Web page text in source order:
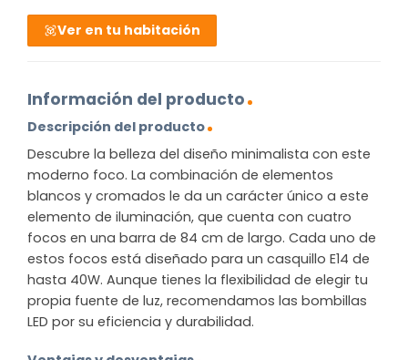
Ver en tu habitación
Información del producto
Descripción del producto
Descubre la belleza del diseño minimalista con este
moderno foco. La combinación de elementos
blancos y cromados le da un carácter único a este
elemento de iluminación, que cuenta con cuatro
focos en una barra de 84 cm de largo. Cada uno de
estos focos está diseñado para un casquillo E14 de
hasta 40W. Aunque tienes la flexibilidad de elegir tu
propia fuente de luz, recomendamos las bombillas
LED por su eficiencia y durabilidad.